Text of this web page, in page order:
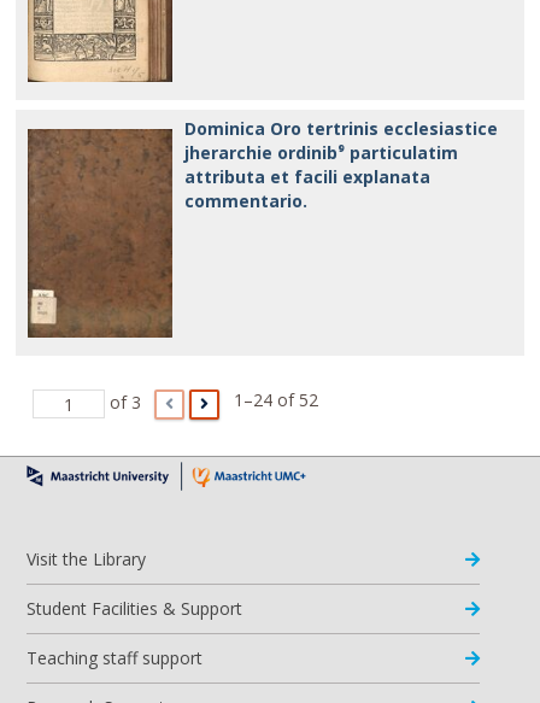
Dominica Oro tertrinis ecclesiastice
jherarchie ordinib⁹ particulatim
attributa et facili explanata
commentario.
of 3 1–24 of 52
Visit the Library
Student Facilities & Support
Teaching staff support